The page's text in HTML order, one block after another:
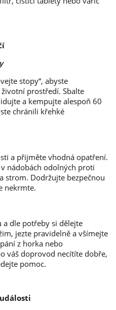
stopy“, abyste
prostředí. Sbalte
a kempujte alespoň 60
chránili křehké
a přijměte vhodná opatření.
nádobách odolných proti
strom. Dodržujte bezpečnou
nekrmte.
dle potřeby si dělejte
jezte pravidelně a všímejte
z horka nebo
váš doprovod necítíte dobře,
pomoc.